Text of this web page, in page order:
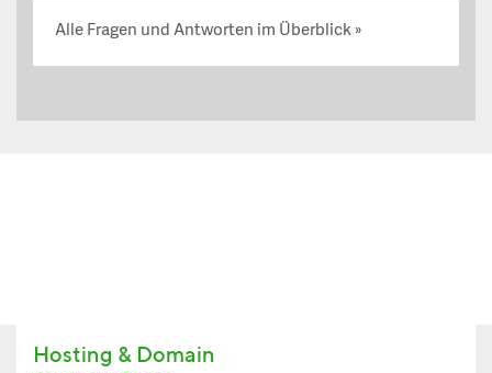
Alle Fragen und Antworten im Überblick
Hosting & Domain